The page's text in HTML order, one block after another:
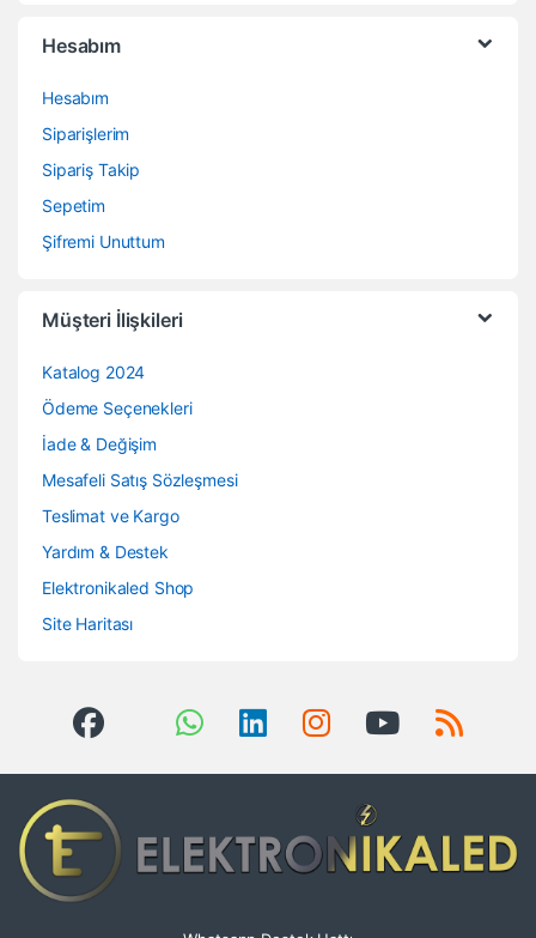
Hesabım
Hesabım
Siparişlerim
Sipariş Takip
Sepetim
Şifremi Unuttum
Müşteri İlişkileri
Katalog 2024
Ödeme Seçenekleri
İade & Değişim
Mesafeli Satış Sözleşmesi
Teslimat ve Kargo
Yardım & Destek
Elektronikaled Shop
Site Haritası